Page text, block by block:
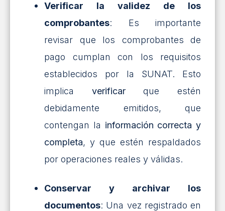
Verificar la validez de los
comprobantes: Es importante
revisar que los comprobantes de
pago cumplan con los requisitos
establecidos por la SUNAT. Esto
implica verificarque estén
debidamente emitidos, que
contengan la información correcta y
completa, y que estén respaldados
por operaciones reales y válidas.
Conservar y archivar los
documentos: Una vez registrado en